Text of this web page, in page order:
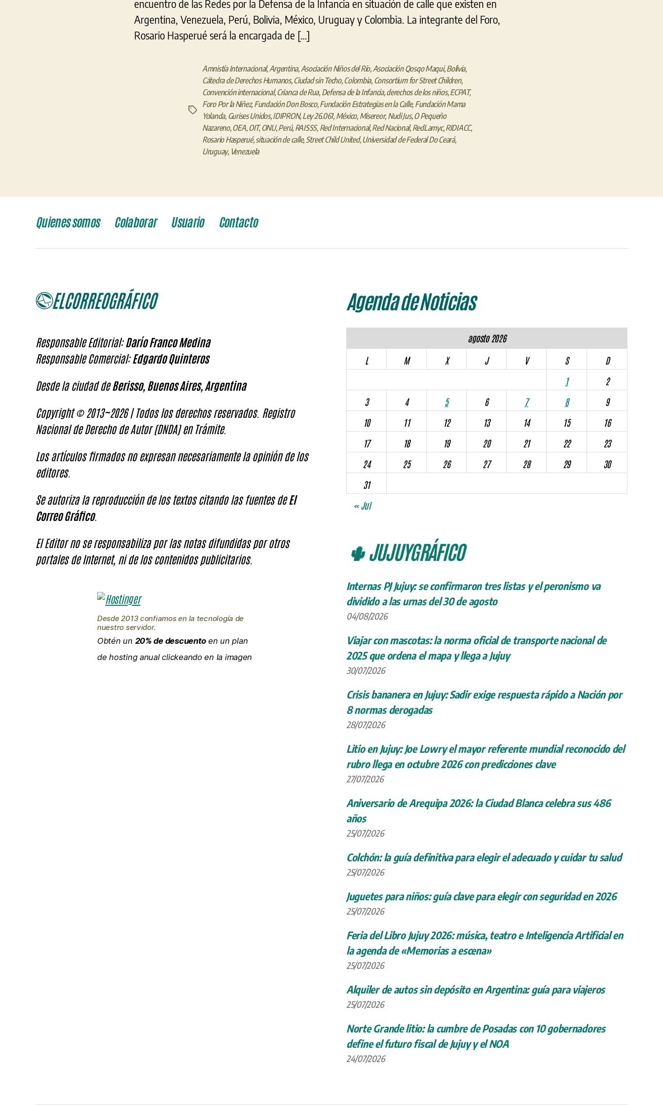
en
la
encuentro de las Redes por la Defensa de la Infancia en situación de calle que existen en
Argentina, Venezuela, Perú, Bolivia, México, Uruguay y Colombia. La integrante del Foro,
Rosario Hasperué será la encargada de […]
Etiquetas
Amnistía Internacional, Argentina, Asociación Niños del Río, Asociación Qosqo Maqui,Bolivia,
Cátedra de Derechos Humanos,Ciudad sin Techo,Colombia, Consortium for Street Children,
Convención internacional,Crianca de Rua, Defensa de la Infancia,derechos de los niños,ECPAT,
Foro Por la Niñez, Fundación Don Bosco,Fundación Estrategias en la Calle, Fundación Mama
Yolanda, Gurises Unidos,IDIPRON,Ley 26.061, México, Misereor,Nudi Jus,O Pequeño
Nazareno,OEA,OIT,ONU,Perú, RAISSS, Red Internacional,Red Nacional, RedLamyc,RIDIACC,
Rosario Hasperué,situación de calle, Street Child United, Universidad de Federal Do Ceará,
Uruguay, Venezuela
Quienes somos Colaborar Usuario Contacto
Responsable Editorial:Darío Franco Medina
Responsable Comercial:Edgardo Quinteros
Desde la ciudad deBerisso, Buenos Aires, Argentina
Copyright © 2013~2026 | Todos los derechos reservados. Registro
Nacional de Derecho de Autor (DNDA) en Trámite.
Los artículos firmados no expresan necesariamente la opinión de los
editores.
Se autoriza la reproducción de los textos citando las fuentes deEl
Correo Gráfico.
El Editor no se responsabiliza por las notas difundidas por otros
portales de Internet, ni de los contenidos publicitarios.
Desde 2013 confiamos en la tecnología de
nuestro servidor.
Obtén un 20% de descuentoen un plan
de hosting anual clickeando en la imagen
Agenda de Noticias
agosto 2026
L
M X J V S
D
1
2
3
4 5 6 7 8
9
10
11 12 13 14 15
16
17
18 19 20 21 22
23
24
25 26 27 28 29
30
31
« Jul
🌵 JUJUYGRÁFICO
Internas PJ Jujuy: se confirmaron tres listas y el peronismo va
dividido a las urnas del 30 de agosto
04/08/2026
Viajar con mascotas: la norma oficial de transporte nacional de
2025 que ordena el mapa y llega a Jujuy
30/07/2026
Crisis bananera en Jujuy: Sadir exige respuesta rápido a Nación por
8 normas derogadas
28/07/2026
Litio en Jujuy: Joe Lowry el mayor referente mundial reconocido del
rubro llega en octubre 2026 con predicciones clave
27/07/2026
Aniversario de Arequipa 2026: la Ciudad Blanca celebra sus 486
años
25/07/2026
Colchón: la guía definitiva para elegir el adecuado y cuidar tu salud
25/07/2026
Juguetes para niños: guía clave para elegir con seguridad en 2026
25/07/2026
Feria del Libro Jujuy 2026: música, teatro e Inteligencia Artificial en
la agenda de «Memorias a escena»
25/07/2026
Alquiler de autos sin depósito en Argentina: guía para viajeros
25/07/2026
Norte Grande litio: la cumbre de Posadas con 10 gobernadores
define el futuro fiscal de Jujuy y el NOA
24/07/2026